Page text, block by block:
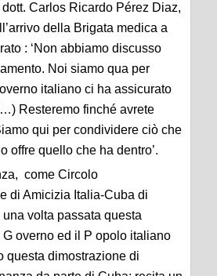
dott. Carlos Ricardo Pérez Diaz,
della Brigata medica a
: ‘Non abbiamo discusso
Noi siamo qua per
italiano ci ha assicurato
Resteremo finché avrete
qui per condividere ciò che
offre quello che ha dentro’.
come Circolo
di Amicizia Italia-Cuba di
volta passata questa
overno ed il P opolo italiano
questa dimostrazione di